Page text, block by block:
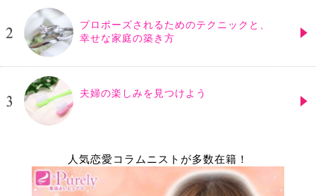
プロポーズされるためのテクニックと、
幸せな家庭の築き方
夫婦の楽しみを見つけよう
人気恋愛コラムニストが多数在籍！